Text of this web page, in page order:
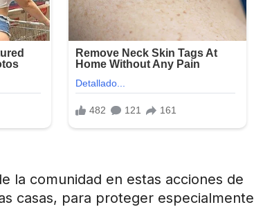
la comunidad en estas acciones de
casas, para proteger especialmente